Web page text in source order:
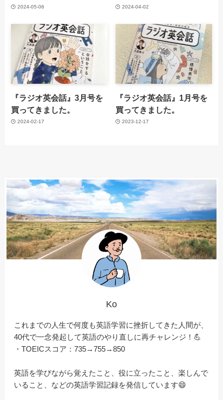
2024-05-06 2024-04-02
『ラジオ英会話』3月号を
買ってきました。
2024-02-17
『ラジオ英会話』1月号を
買ってきました。
2023-12-17
Ko
これまでの人生で何度も英語学習に挫折してきた人間が、
40代で一念発起して英語のやり直しに再チャレンジ！💪
・TOEICスコア：735→755→850
英語を学びながら覚えたこと、役に立ったこと、楽しんで
いること、などの英語学習記録を発信しています😄